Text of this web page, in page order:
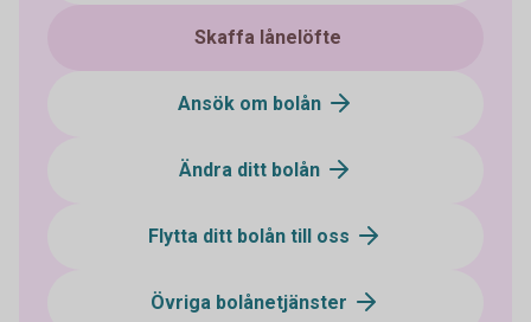
Skaffa lånelöfte
Ansök om bolån
Ändra ditt bolån
Flytta ditt bolån till oss
Övriga bolånetjänster